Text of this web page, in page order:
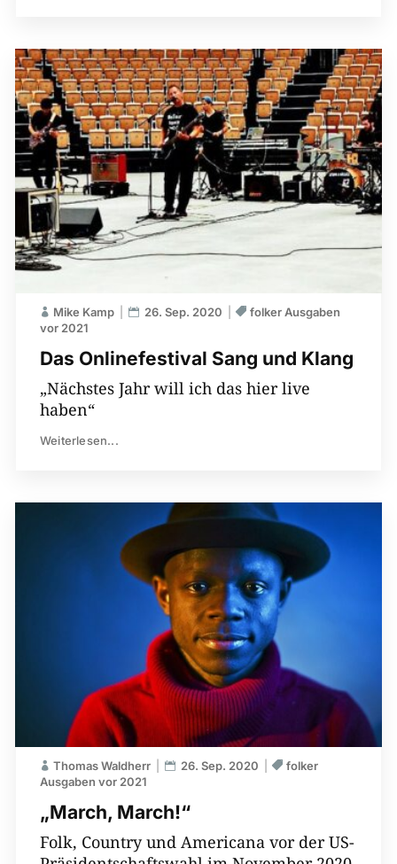
Das Onlinefestival Sang und Klang
Mike Kamp 26. Sep. 2020
folker Ausgaben
vor 2021
„Nächstes Jahr will ich das hier live
haben“
Weiterlesen...
„March, March!“
Thomas Waldherr 26. Sep. 2020
folker
Ausgaben vor 2021
Folk, Country und Americana vor der US-